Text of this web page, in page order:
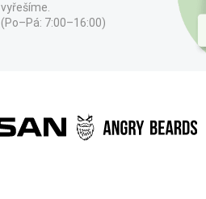
vyřešíme.
(Po–Pá: 7:00–16:00)